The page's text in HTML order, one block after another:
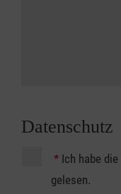
Datenschutz
* Ich habe die
gelesen.